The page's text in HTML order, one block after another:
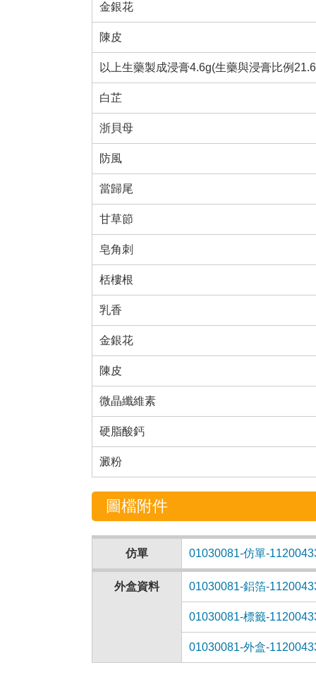
金銀花
陳皮
以上生藥製成浸膏4.6g(生藥與浸膏比例
白芷
浙貝母
防風
當歸尾
甘草節
皂角刺
栝樓根
乳香
金銀花
陳皮
微晶纖維素
硬脂酸鈣
澱粉
圖檔附件
仿單 01030081-仿單-
外盒資料 01030081-鋁箔-
01030081-標籤-
01030081-外盒-